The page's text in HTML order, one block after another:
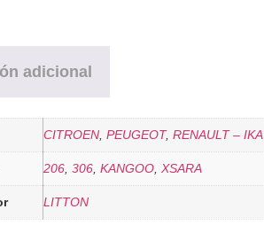
adicional
CITROEN PEUGEOT, RENAULT – IKA
206 306 KANGOO XSARA
LITTON